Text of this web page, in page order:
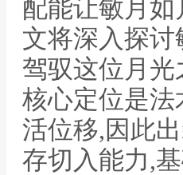
配能让敏月
文将深入探
驾驭这位月
核心定位是
活位移,因此
存切入能力,